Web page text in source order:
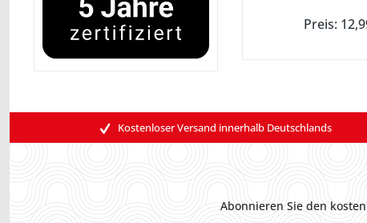
Preis:
Kostenloser Versand innerhalb Deutschlands
Abonnieren Sie den